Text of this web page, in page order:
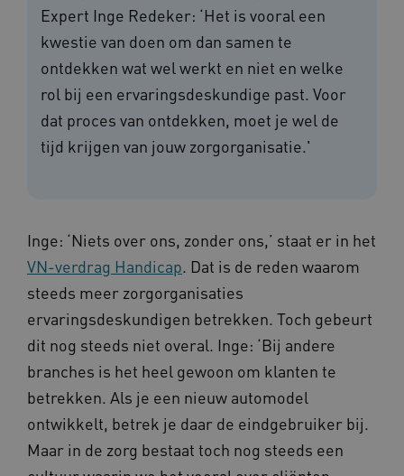
Expert Inge Redeker: ‘Het is vooral een
kwestie van doen om dan samen te
ontdekken wat wel werkt en niet en welke
rol bij een ervaringsdeskundige past. Voor
dat proces van ontdekken, moet je wel de
tijd krijgen van jouw zorgorganisatie.'
Inge: ‘Niets over ons, zonder ons,’ staat er in het
VN-verdrag Handicap . Dat is de reden waarom
steeds meer zorgorganisaties
ervaringsdeskundigen betrekken. Toch gebeurt
dit nog steeds niet overal. Inge: ‘Bij andere
branches is het heel gewoon om klanten te
betrekken. Als je een nieuw automodel
ontwikkelt, betrek je daar de eindgebruiker bij.
Maar in de zorg bestaat toch nog steeds een